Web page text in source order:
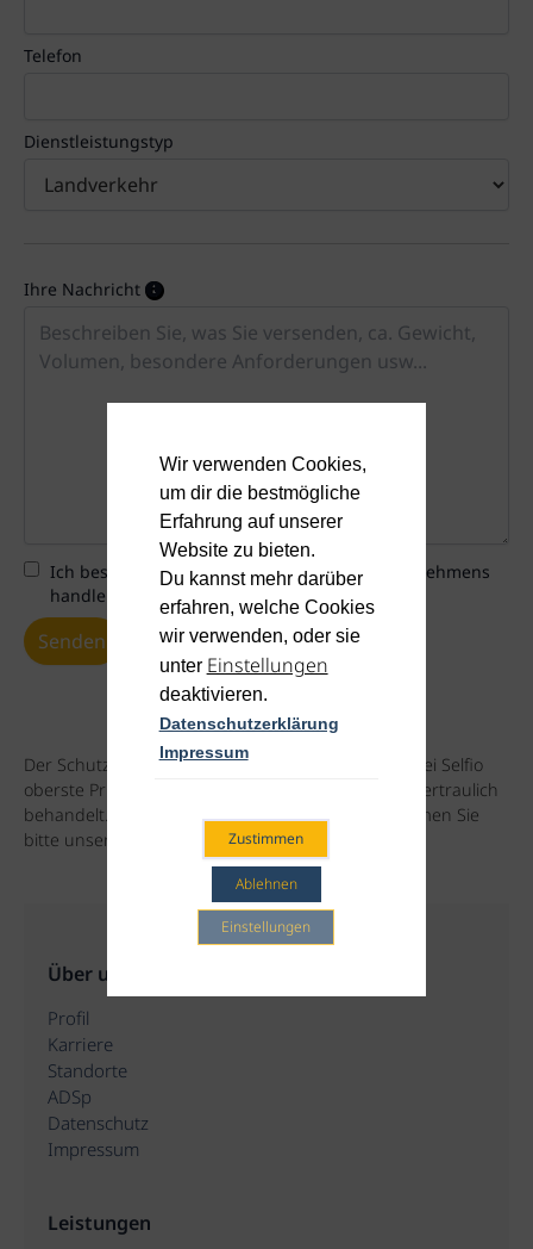
Telefon
Dienstleistungstyp
Ihre Nachricht
Ich bestätige, dass ich im Namen eines Unternehmens
handle (keine Privatperson) *
Der Schutz Ihrer personenbezogenen Daten hat bei Selfio
oberste Priorität. Ihre Angaben werden natürlich vertraulich
behandelt. Weiterführende Informationen entnehmen Sie
bitte unserer
Datenschutzerklärung.
Über uns
Profil
Karriere
Standorte
ADSp
Datenschutz
Impressum
Leistungen
Wir verwenden Cookies,
um dir die bestmögliche
Erfahrung auf unserer
Website zu bieten.
Du kannst mehr darüber
erfahren, welche Cookies
wir verwenden, oder sie
unter Einstellungen
deaktivieren.
Datenschutzerklärung
Impressum
Zustimmen
Ablehnen
Einstellungen